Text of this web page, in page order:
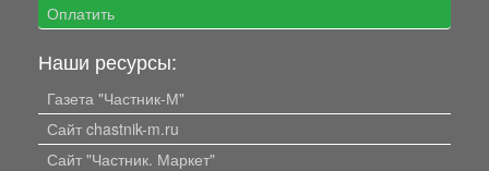
Оплатить
Наши ресурсы:
Газета "Частник-М"
Сайт chastnik-m.ru
Сайт "Частник. Маркет"